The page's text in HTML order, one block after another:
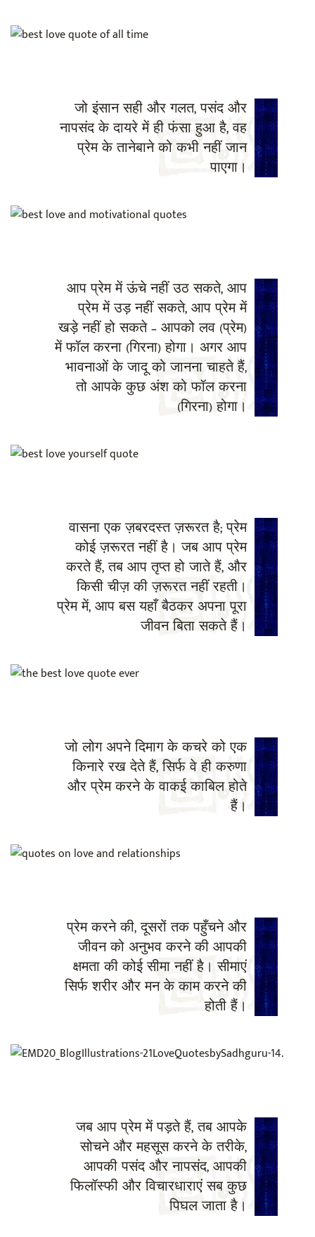
जो इंसान सही और गलत, पसंद और
नापसंद के दायरे में ही फंसा हुआ है, वह
प्रेम के तानेबाने को कभी नहीं जान
पाएगा।
आप प्रेम में ऊंचे नहीं उठ सकते, आप
प्रेम में उड़ नहीं सकते, आप प्रेम में
खड़े नहीं हो सकते – आपको लव (प्रेम)
में फॉल करना (गिरना) होगा। अगर आप
भावनाओं के जादू को जानना चाहते हैं,
तो आपके कुछ अंश को फॉल करना
(गिरना) होगा।
वासना एक ज़बरदस्त ज़रूरत है; प्रेम
कोई ज़रूरत नहीं है। जब आप प्रेम
करते हैं, तब आप तृप्त हो जाते हैं, और
किसी चीज़ की ज़रूरत नहीं रहती।
प्रेम में, आप बस यहाँ बैठकर अपना पूरा
जीवन बिता सकते हैं।
जो लोग अपने दिमाग के कचरे को एक
किनारे रख देते हैं, सिर्फ वे ही करुणा
और प्रेम करने के वाकई काबिल होते
हैं।
प्रेम करने की, दूसरों तक पहुँचने और
जीवन को अनुभव करने की आपकी
क्षमता की कोई सीमा नहीं है। सीमाएं
सिर्फ शरीर और मन के काम करने की
होती हैं।
जब आप प्रेम में पड़ते हैं, तब आपके
सोचने और महसूस करने के तरीके,
आपकी पसंद और नापसंद, आपकी
फिलॉस्‍फी और विचारधाराएं सब कुछ
पिघल जाता है।